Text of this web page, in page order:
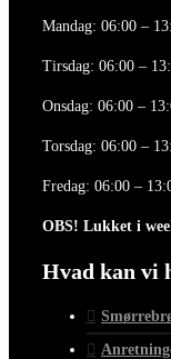
Mandag: 06:00 –
Tirsdag: 06:00 –
Onsdag: 06:00 –
Torsdag: 06:00 –
Fredag: 06:00 –
OBS! Lukket i
Hvad kan vi